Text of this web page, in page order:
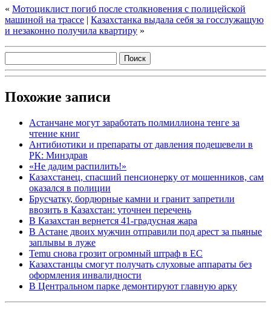
« Мотоциклист погиб после столкновения с полицейской
машиной на трассе | Казахстанка выдала себя за госслужащую
и незаконно получила квартиру »
Похожие записи
Астанчане могут заработать полмиллиона тенге за
чтение книг
Антибиотики и препараты от давления подешевели в
РК: Минздрав
«Не дадим распилить!»
Казахстанец, спасший пенсионерку от мошенников, сам
оказался в полиции
Брусчатку, бордюрные камни и гранит запретили
ввозить в Казахстан: уточнен перечень
В Казахстан вернется 41-градусная жара
В Астане двоих мужчин отправили под арест за пьяные
заплывы в луже
Temu снова грозит огромный штраф в ЕС
Казахстанцы смогут получать слуховые аппараты без
оформления инвалидности
В Центральном парке демонтируют главную арку